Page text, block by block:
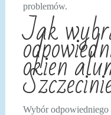
problemów.
Jak
okien
Wybór